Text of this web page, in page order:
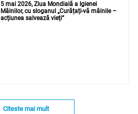
5 mai 2026, Ziua Mondială a Igienei
Mâinilor, cu sloganul „Curățați-vă mâinile –
acțiunea salvează vieți”
Citeste mai mult